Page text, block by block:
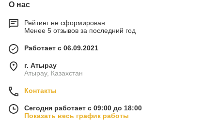
О нас
Рейтинг не сформирован
Менее 5 отзывов за последний год
Работает с 06.09.2021
г. Атырау
Атырау, Казахстан
Контакты
Сегодня работает с 09:00 до 18:00
Показать весь график работы